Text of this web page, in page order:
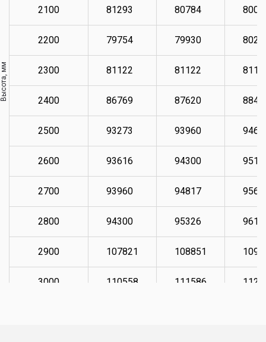
Высота, мм
2100 81293 80784
2200 79754 79930
2300 81122 81122
2400 86769 87620
2500 93273 93960
2600 93616 94300
2700 93960 94817
2800 94300 95326
2900 107821 108851
3000 110558 111586